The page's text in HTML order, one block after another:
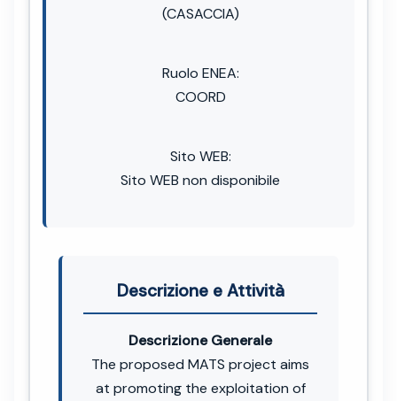
(CASACCIA)
Ruolo ENEA:
COORD
Sito WEB:
Sito WEB non disponibile
Descrizione e Attività
Descrizione Generale
The proposed MATS project aims
at promoting the exploitation of